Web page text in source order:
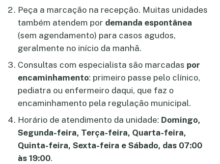
Peça a marcação na recepção. Muitas unidades
também atendem por demanda espontânea
(sem agendamento) para casos agudos,
geralmente no início da manhã.
Consultas com especialista são marcadas por
encaminhamento: primeiro passe pelo clínico,
pediatra ou enfermeiro daqui, que faz o
encaminhamento pela regulação municipal.
Horário de atendimento da unidade: Domingo,
Segunda-feira, Terça-feira, Quarta-feira,
Quinta-feira, Sexta-feira e Sábado, das 07:00
às 19:00.